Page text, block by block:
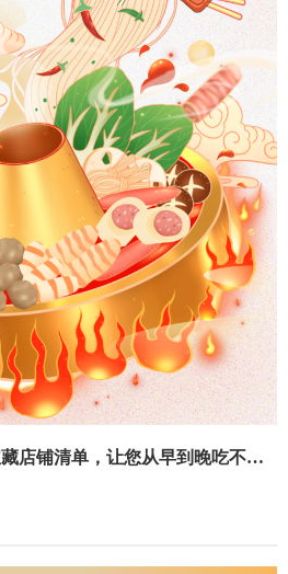
安仁美食篇｜收藏这份宝藏店铺清单，让您从早到晚吃不重样！